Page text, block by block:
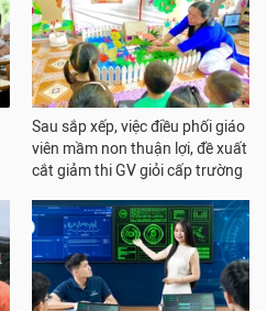
Sau sắp xếp, việc điều phối giáo
viên mầm non thuận lợi, đề xuất
cắt giảm thi GV giỏi cấp trường